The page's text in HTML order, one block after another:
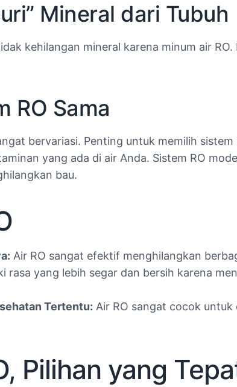
Mineral dari Tubuh
kehilangan mineral karena minum air
RO Sama
bervariasi. Penting untuk memilih
yang ada di air Anda. Sistem RO
bau.
Air RO sangat efektif menghilangkan
rasa yang lebih segar dan bersih karena
Tertentu: Air RO sangat cocok
Pilihan yang